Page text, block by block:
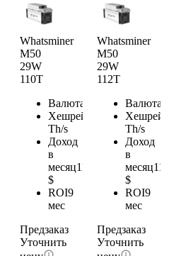
Whatsminer
M50
29W
110T
Валюта
Хешрейт
Th/s
Доход
в
месяц115.5
$
ROI9
мес
Предзаказ
Уточнить
Whatsminer
M50
29W
112T
Валюта
Хешрейт
Th/s
Доход
в
месяц117.6
$
ROI9
мес
Предзаказ
Уточнить